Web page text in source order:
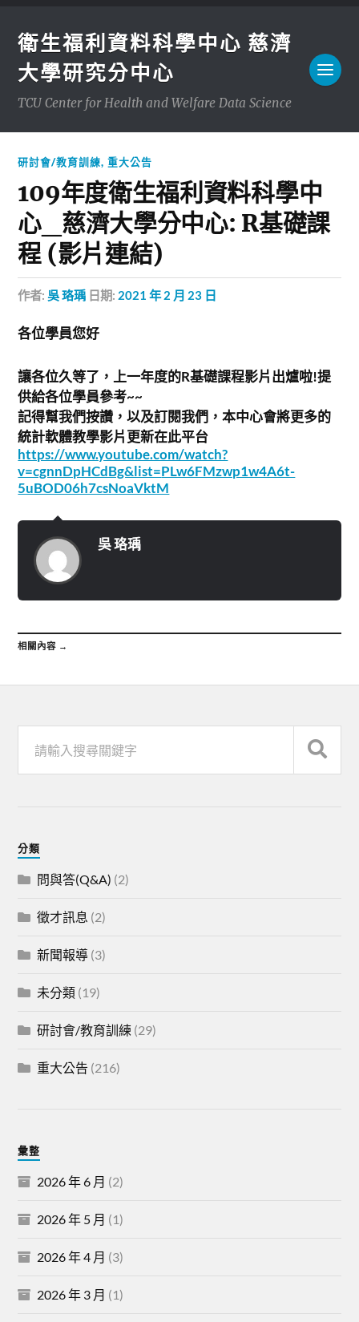
衛生福利資料科學中心 慈濟
大學研究分中心
TCU Center for Health and Welfare Data Science
研討會/教育訓練,重大公告
109年度衛生福利資料科學中
心_慈濟大學分中心: R基礎課
程 (影片連結)
作者:吳 珞瑀 日期: 2021 年 2 月 23 日
各位學員您好
讓各位久等了，上一年度的R基礎課程影片出爐啦!提
供給各位學員參考~~
記得幫我們按讚，以及訂閱我們，本中心會將更多的
統計軟體教學影片更新在此平台
https://www.youtube.com/watch?
v=cgnnDpHCdBg&list=PLw6FMzwp1w4A6t-
5uBOD06h7csNoaVktM
吳 珞瑀
相關內容 →
分類
問與答(Q&A) (2)
徵才訊息 (2)
新聞報導 (3)
未分類 (19)
研討會/教育訓練 (29)
重大公告 (216)
彙整
2026 年 6 月 (2)
2026 年 5 月 (1)
2026 年 4 月 (3)
2026 年 3 月 (1)